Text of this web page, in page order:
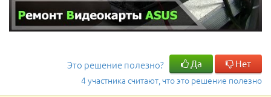
Это решение полезно? Да Нет
4 участника считают, что это решение полезно